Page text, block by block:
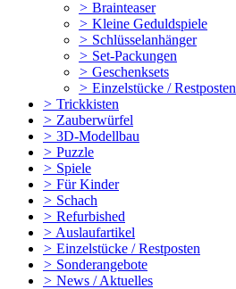
> Brainteaser
> Kleine Geduldspiele
> Schlüsselanhänger
> Set-Packungen
> Geschenksets
> Einzelstücke / Restposten
> Trickkisten
> Zauberwürfel
> 3D-Modellbau
> Puzzle
> Spiele
> Für Kinder
> Schach
> Refurbished
> Auslaufartikel
> Einzelstücke / Restposten
> Sonderangebote
> News / Aktuelles